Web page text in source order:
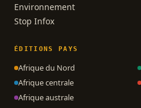
Environnement
Stop Infox
ÉDITIONS PAYS
Afrique du Nord
Afrique centrale
Afrique australe